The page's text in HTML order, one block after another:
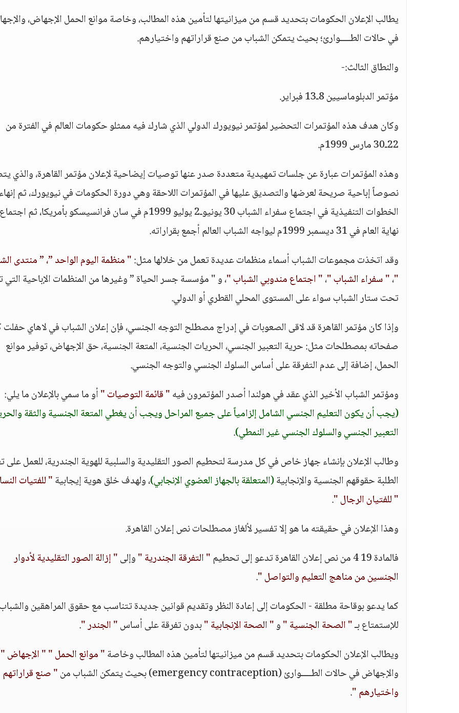
يطالب الإعلان الحكومات بتحديد قسم من ميزانيتها لتأمين هذه المطالب، وخاصة موانع الحمل الإجهاض،
في حالات الطــــوارئ؛ بحيث يتمكن الشباب من صنع قراراتهم واختيارهم.
والنطاق الثالث:-
مؤتمر الدبلوماسيين 8ـ13 فبراير.
وكان هدف هذه المؤتمرات التحضير لمؤتمر نيويورك الدولي الذي شارك فيه ممثلو حكومات العالم في الفترة من
22ـ30 مارس 1999م.
وهذه المؤتمرات عبارة عن جلسات تمهيدية متعددة صدر عنها توصيات إيضاحية لإعلان مؤتمر القاهرة، والذي
نصوصاً إباحية صريحة لعرضها والتصديق عليها في المؤتمرات اللاحقة وهي دورة الحكومات في نيويورك، ثم
الخطوات التنفيذية في اجتماع سفراء الشباب 30 يونيوـ2 يوليو 1999م في سان فرانسيسكو بأمريكا، ثم اجتماع
نهاية العام في 31 ديسمبر 1999م ليواجه الشباب العالم أجمع بقراراته.
وقد اتخذت مجموعات الشباب أسماء منظمات عديدة تعمل من خلالها مثل:" منظمة اليوم الواحد ”، ” منتدى
"،" سفراء الشباب "،" اجتماع مندوبي الشباب "، و " مؤسسة جسر الحياة ” وغيرها من المنظمات الإباحية التي
تحت ستار الشباب سواء على المستوى المحلي القطري أو الدولي.
وإذا كان مؤتمر القاهرة قد لاقى الصعوبات في إدراج مصطلح التوجه الجنسي، فإن إعلان الشباب في لاهاي
صفحاته بمصطلحات مثل: حرية التعبير الجنسي، الحريات الجنسية، المتعة الجنسية، حق الإجهاض، توفير موانع
الحمل، إضافة إلى عدم التفرقة على أساس السلوك الجنسي والتوجه الجنسي.
ومؤتمر الشباب الأخير الذي عقد في هولندا أصدر المؤتمرون فيه" قائمة التوصيات "أو ما سمي بالإعلان ما يلي:
(يجب أن يكون التعليم الجنسي الشامل إلزامياً على جميع المراحل ويجب أن يغطي المتعة الجنسية والثقة
التعبير الجنسي والسلوك الجنسي غير النمطي).
وطالب الإعلان بإنشاء جهاز خاص في كل مدرسة لتحطيم الصور التقليدية والسلبية للهوية الجندرية، للعمل على
الطلبة حقوقهم الجنسية والإنجابية(المتعلقة بالجهاز العضوي الإنجابي)، ولهدف خلق هوية إيجابية" للفتيات
" للفتيان الرجال ".
وهذا الإعلان في حقيقته ما هو إلا تفسير لألغاز مصطلحات نص إعلان القاهرة.
فالمادة 19 4 من نص إعلان القاهرة تدعو إلى تحطيم
" التفرقة الجندرية "وإلى" إزالة الصور التقليدية لأدوار
الجنسين من مناهج التعليم والتواصل ".
كما يدعو بوقاحة مطلقة - الحكومات إلى إعادة النظر وتقديم قوانين جديدة تتناسب مع حقوق المراهقين
للإستمتاع بـ" الصحة الجنسية "و" الصحة الإنجابية "بدون تفرقة على أساس" الجندر ".
ويطالب الإعلان الحكومات بتحديد قسم من ميزانيتها لتأمين هذه المطالب وخاصة" موانع الحمل "" الإجهاض "
والإجهاض في حالات الطــــوارئ (emergency contraception) بحيث يتمكن الشباب من
" صنع قراراتهم
واختيارهم ".